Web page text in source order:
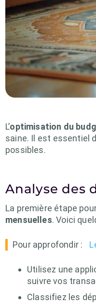
L’optimisation du
saine. Il est essentiel
possibles.
Analyse des
La première étape
mensuelles. Voici
Pour approfondir :
Utilisez une
suivre vos
Classifiez les